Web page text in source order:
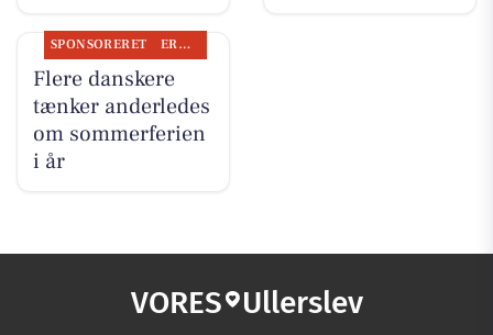
SPONSORERET ERHVERV
Flere danskere
tænker anderledes
om sommerferien
i år
VORES Ullerslev